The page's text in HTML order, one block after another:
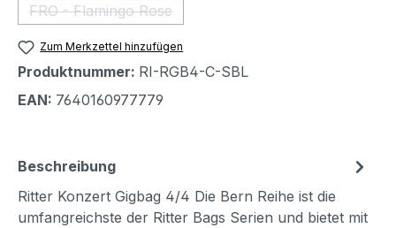
FRO - Flamingo Rose
(Diese Option ist zurzeit nicht verfügbar.)
Zum Merkzettel hinzufügen
Produktnummer: RI-RGB4-C-SBL
EAN: 7640160977779
Beschreibung
Ritter Konzert Gigbag 4/4 Die Bern Reihe ist die
umfangreichste der Ritter Bags Serien und bietet mit